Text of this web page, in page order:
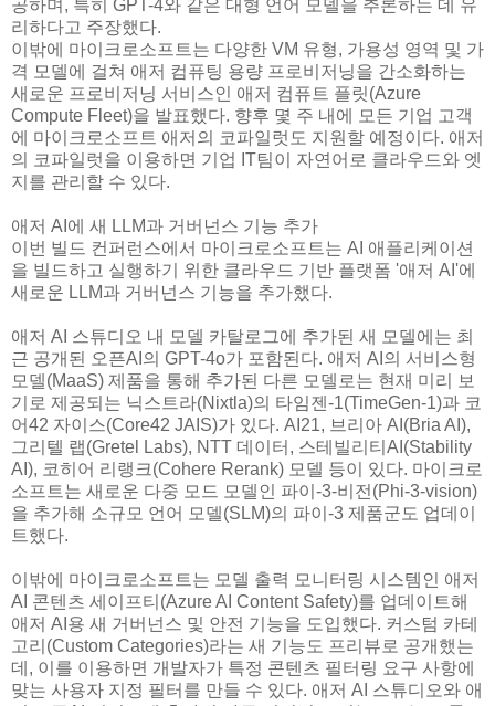
공하며, 특히 GPT-4와 같은 대형 언어 모델을 추론하는 데 유
리하다고 주장했다.
이밖에 마이크로소프트는 다양한 VM 유형, 가용성 영역 및 가
격 모델에 걸쳐 애저 컴퓨팅 용량 프로비저닝을 간소화하는
새로운 프로비저닝 서비스인 애저 컴퓨트 플릿(Azure
Compute Fleet)을 발표했다. 향후 몇 주 내에 모든 기업 고객
에 마이크로소프트 애저의 코파일럿도 지원할 예정이다. 애저
의 코파일럿을 이용하면 기업 IT팀이 자연어로 클라우드와 엣
지를 관리할 수 있다.
애저 AI에 새 LLM과 거버넌스 기능 추가
이번 빌드 컨퍼런스에서 마이크로소프트는 AI 애플리케이션
을 빌드하고 실행하기 위한 클라우드 기반 플랫폼 '애저 AI'에
새로운 LLM과 거버넌스 기능을 추가했다.
애저 AI 스튜디오 내 모델 카탈로그에 추가된 새 모델에는 최
근 공개된 오픈AI의 GPT-4o가 포함된다. 애저 AI의 서비스형
모델(MaaS) 제품을 통해 추가된 다른 모델로는 현재 미리 보
기로 제공되는 닉스트라(Nixtla)의 타임젠-1(TimeGen-1)과 코
어42 자이스(Core42 JAIS)가 있다. AI21, 브리아 AI(Bria AI),
그리텔 랩(Gretel Labs), NTT 데이터, 스테빌리티AI(Stability
AI), 코히어 리랭크(Cohere Rerank) 모델 등이 있다. 마이크로
소프트는 새로운 다중 모드 모델인 파이-3-비전(Phi-3-vision)
을 추가해 소규모 언어 모델(SLM)의 파이-3 제품군도 업데이
트했다.
이밖에 마이크로소프트는 모델 출력 모니터링 시스템인 애저
AI 콘텐츠 세이프티(Azure AI Content Safety)를 업데이트해
애저 AI용 새 거버넌스 및 안전 기능을 도입했다. 커스텀 카테
고리(Custom Categories)라는 새 기능도 프리뷰로 공개했는
데, 이를 이용하면 개발자가 특정 콘텐츠 필터링 요구 사항에
맞는 사용자 지정 필터를 만들 수 있다. 애저 AI 스튜디오와 애